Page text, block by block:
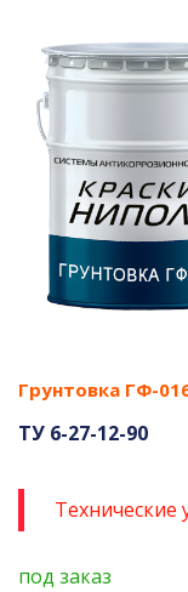
Грунтовка ГФ-
ТУ 6-27-12-90
Технические
под заказ